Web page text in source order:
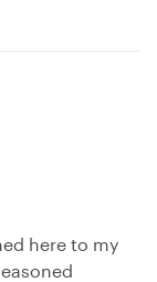
here to my